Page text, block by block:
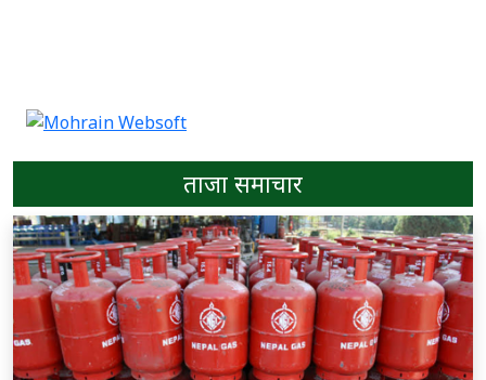
ताजा समाचार